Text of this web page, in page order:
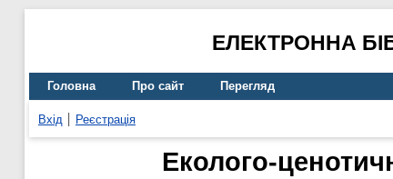
ЕЛЕКТРОННА
Головна Про сайт Перегляд
Вхід Реєстрація
Еколого-